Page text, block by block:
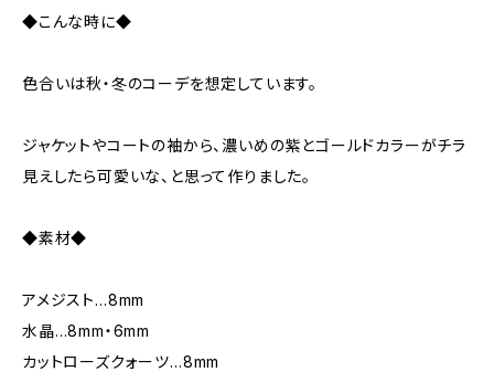
◆こんな時に◆
色合いは秋・冬のコーデを想定しています。
ジャケットやコートの袖から、濃いめの紫とゴールドカラーがチラ
見えしたら可愛いな、と思って作りました。
◆素材◆
アメジスト…8mm
水晶…8mm・6mm
カットローズクォーツ…8mm